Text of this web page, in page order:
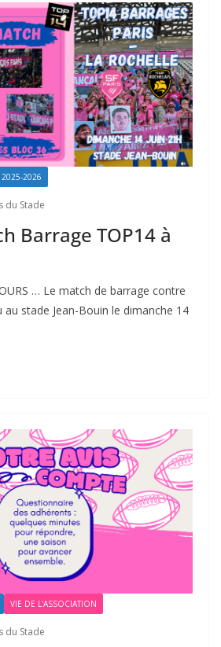
2026
du Stade
Barrage TOP14 à
… Le match de barrage contre
au stade Jean-Bouin le dimanche 14
VIE DE L'ASSOCIATION
du Stade